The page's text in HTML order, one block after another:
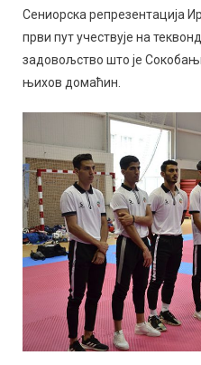
Сениорска репрезентација
први пут учествује на
задовољство што је
њихов домаћин.